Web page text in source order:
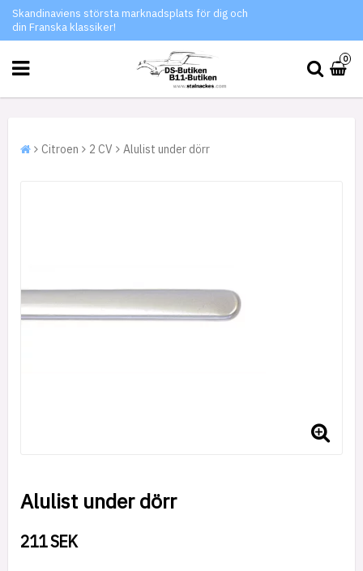
Skandinaviens största marknadsplats för dig och
din Franska klassiker!
0
Citroen 2 CV Alulist under dörr
Alulist under dörr
211 SEK